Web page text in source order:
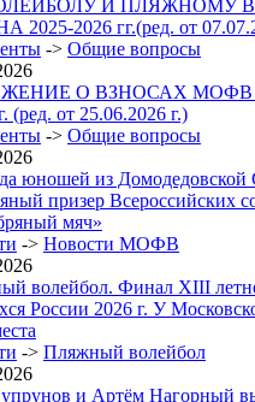
И ПЛЯЖНОМУ
2025-2026 гг.(ред. от
-> Общие вопросы
О ВЗНОСАХ МОФВ
(ред. от 25.06.2026 г.)
-> Общие вопросы
юношей из
призер Всероссийских
мяч»
-> Новости МОФВ
волейбол. Финал XIII
России 2026 г. У
-> Пляжный волейбол
и Артём Нагорный